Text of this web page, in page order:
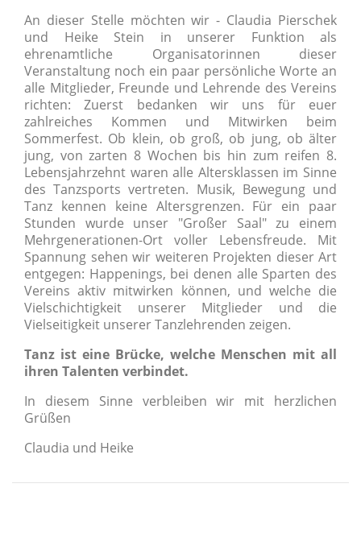
An dieser Stelle möchten wir - Claudia Pierschek
und Heike Stein in unserer Funktion als
ehrenamtliche Organisatorinnen dieser
Veranstaltung noch ein paar persönliche Worte an
alle Mitglieder, Freunde und Lehrende des Vereins
richten: Zuerst bedanken wir uns für euer
zahlreiches Kommen und Mitwirken beim
Sommerfest. Ob klein, ob groß, ob jung, ob älter
jung, von zarten 8 Wochen bis hin zum reifen 8.
Lebensjahrzehnt waren alle Altersklassen im Sinne
des Tanzsports vertreten. Musik, Bewegung und
Tanz kennen keine Altersgrenzen. Für ein paar
Stunden wurde unser "Großer Saal" zu einem
Mehrgenerationen-Ort voller Lebensfreude. Mit
Spannung sehen wir weiteren Projekten dieser Art
entgegen: Happenings, bei denen alle Sparten des
Vereins aktiv mitwirken können, und welche die
Vielschichtigkeit unserer Mitglieder und die
Vielseitigkeit unserer Tanzlehrenden zeigen.
Tanz ist eine Brücke, welche Menschen mit all
ihren Talenten verbindet.
In diesem Sinne verbleiben wir mit herzlichen
Grüßen
Claudia und Heike